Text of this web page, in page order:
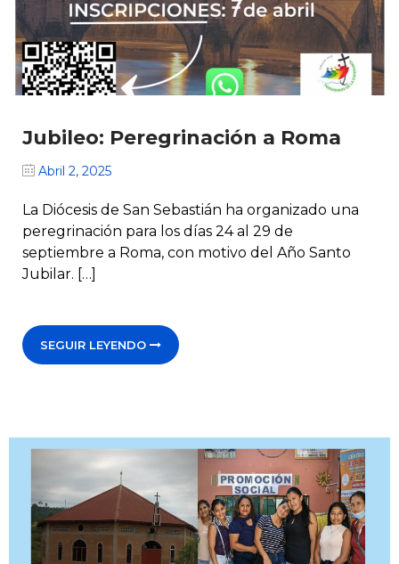
Jubileo: Peregrinación a Roma
Abril 2, 2025
La Diócesis de San Sebastián ha organizado una
peregrinación para los días 24 al 29 de
septiembre a Roma, con motivo del Año Santo
Jubilar. […]
SEGUIR LEYENDO